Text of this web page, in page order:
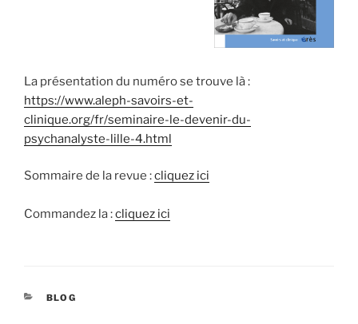
La présentation du numéro se trouve là :
https://www.aleph-savoirs-et-
clinique.org/fr/seminaire-le-devenir-du-
psychanalyste-lille-4.html
Sommaire de la revue :cliquez ici
Commandez la :cliquez ici
CATÉGORIES
BLOG